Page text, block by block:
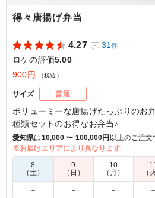
得々唐揚げ弁当
4.27 31件
ロケの評価5.00
900円
（税込）
サイズ 普通
ボリューミーな唐揚げたっぷりのお
種類セットのお得なお弁当♪
5.0
唐揚げ弁当は永遠の定番メニュー
ません。唐揚げに加えて生姜焼き
米だけですと進まず残ってしまう
愛知県は10,000 〜 100,000円 以上のご注
※お届けエリアにより異なります
8
（土）
9
（日）
10
（月）
（
－ － － －